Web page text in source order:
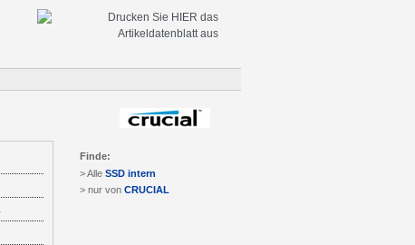
Finde:
> Alle SSD intern
> nur von CRUCIAL